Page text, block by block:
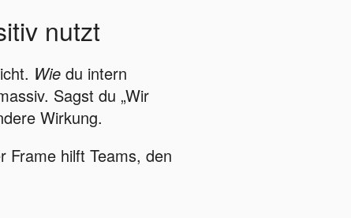
nutzt
Wie du intern
Sagst du „Wir
Wirkung.
Frame hilft Teams, den